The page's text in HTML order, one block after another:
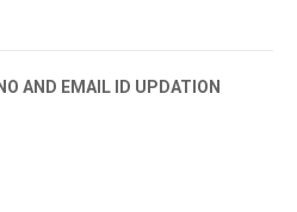
AND EMAIL ID UPDATION